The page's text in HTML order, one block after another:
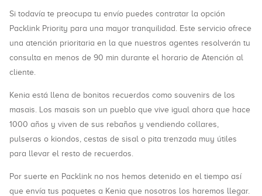
Si todavía te preocupa tu envío puedes contratar la opción
Packlink Priority para una mayor tranquilidad. Este servicio ofrece
una atención prioritaria en la que nuestros agentes resolverán tu
consulta en menos de 90 min durante el horario de Atención al
cliente.
Kenia está llena de bonitos recuerdos como souvenirs de los
masais. Los masais son un pueblo que vive igual ahora que hace
1000 años y viven de sus rebaños y vendiendo collares,
pulseras o kiondos, cestas de sisal o pita trenzada muy útiles
para llevar el resto de recuerdos.
Por suerte en Packlink no nos hemos detenido en el tiempo así
que envía tus paquetes a Kenia que nosotros los haremos llegar.